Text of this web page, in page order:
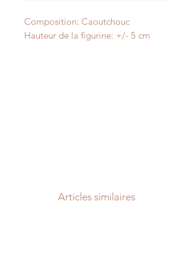
Composition: Caoutchouc
Hauteur de la figurine: +/- 5 cm
Articles similaires